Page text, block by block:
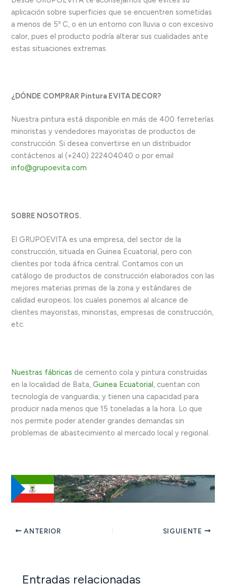
aplicación sobre superficies que se encuentren sometidas
a menos de 5º C, o en un entorno con lluvia o con excesivo
calor, pues el producto podría alterar sus cualidades ante
estas situaciones extremas.
¿DÓNDE COMPRAR Pintura EVITA DECOR?
Nuestra pintura está disponible en más de 400 ferreterías
minoristas y vendedores mayoristas de productos de
construcción. Si desea convertirse en un distribuidor
contáctenos al (+240) 222404040 o por email
info@grupoevita.com
SOBRE NOSOTROS.
El GRUPOEVITA es una empresa, del sector de la
construcción, situada en Guinea Ecuatorial, pero con
clientes por toda áfrica central. Contamos con un
catálogo de productos de construcción elaborados con las
mejores materias primas de la zona y estándares de
calidad europeos; los cuales ponemos al alcance de
clientes mayoristas, minoristas, empresas de construcción,
etc.
Nuestras fábricas de cemento cola y pintura construidas
en la localidad de Bata,Guinea Ecuatorial, cuentan con
tecnología de vanguardia; y tienen una capacidad para
producir nada menos que 15 toneladas a la hora. Lo que
nos permite poder atender grandes demandas sin
problemas de abastecimiento al mercado local y regional.
ANTERIOR SIGUIENTE
Entradas relacionadas